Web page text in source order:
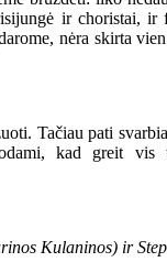
ir choristai,
nėra skirta
Tačiau pati
kad greit
Kulaninos) ir